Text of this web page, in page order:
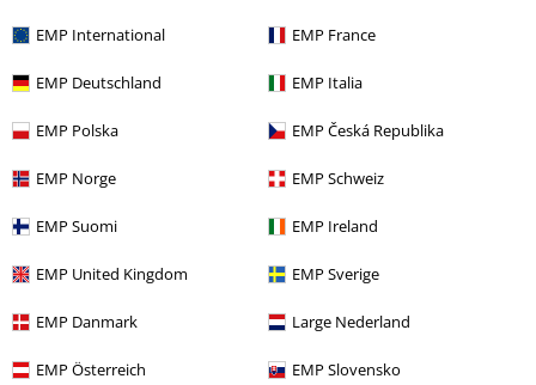
EMP International EMP France
EMP Deutschland EMP Italia
EMP Polska EMP Česká Republika
EMP Norge EMP Schweiz
EMP Suomi EMP Ireland
EMP United Kingdom EMP Sverige
EMP Danmark Large Nederland
EMP Österreich EMP Slovensko
Exkluzivní
Kč 549,00
Ghoul Fallout
Kč 549,00
Vault 33 - Into The Wasteland
Fallout